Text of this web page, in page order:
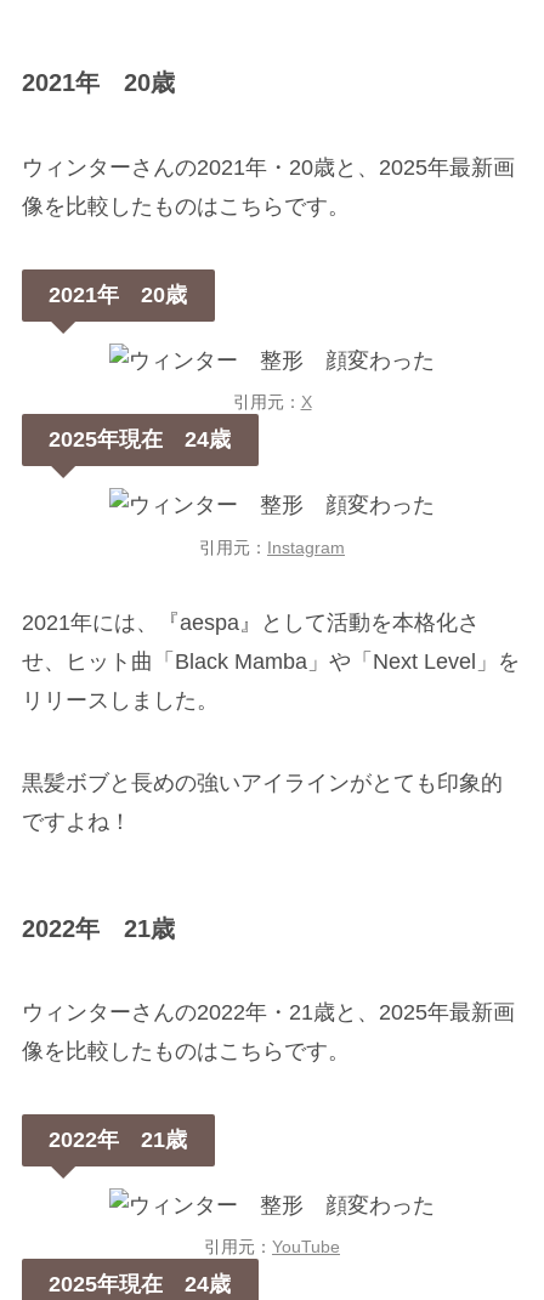
2021年 20歳
ウィンターさんの2021年・20歳と、2025年最新画
像を比較したものはこちらです。
2021年 20歳
引用元： X
2025年現在 24歳
引用元： Instagram
2021年には、『aespa』として活動を本格化さ
せ、ヒット曲「Black Mamba」や「Next Level」を
リリースしました。
黒髪ボブと長めの強いアイラインがとても印象的
ですよね！
2022年 21歳
ウィンターさんの2022年・21歳と、2025年最新画
像を比較したものはこちらです。
2022年 21歳
引用元： YouTube
2025年現在 24歳